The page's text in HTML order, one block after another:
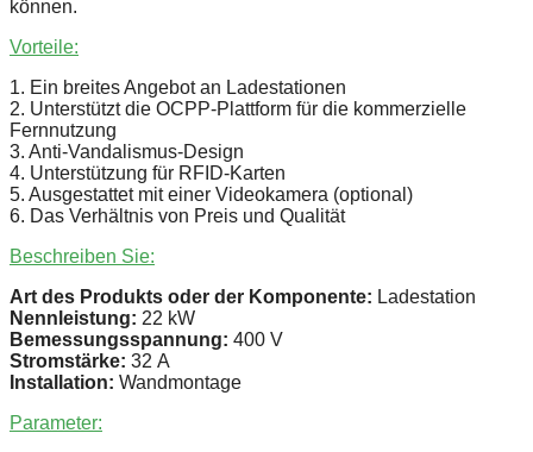
können.
Vorteile:
1. Ein breites Angebot an Ladestationen
2. Unterstützt die OCPP-Plattform für die kommerzielle
Fernnutzung
3. Anti-Vandalismus-Design
4. Unterstützung für RFID-Karten
5. Ausgestattet mit einer Videokamera (optional)
6. Das Verhältnis von Preis und Qualität
Beschreiben Sie:
Art des Produkts oder der Komponente: Ladestation
Nennleistung: 22 kW
Bemessungsspannung: 400 V
Stromstärke: 32 А
Installation: Wandmontage
Parameter: